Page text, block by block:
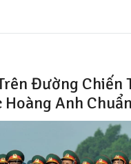
Đường Chiến
Hoàng Anh